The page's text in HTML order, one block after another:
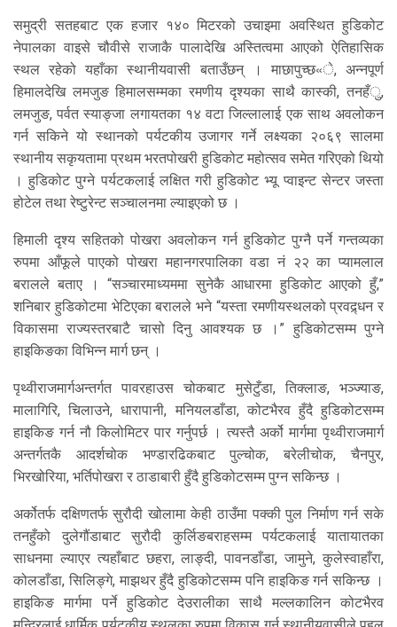
समुद्री सतहबाट एक हजार १४० मिटरको उचाइमा अवस्थित हुडिकोट
नेपालका वाइसे चौवीसे राजाकै पालादेखि अस्तित्वमा आएको ऐतिहासिक
स्थल रहेको यहाँका स्थानीयवासी बताउँछन् । माछापुच्छ«े, अन्नपूर्ण
हिमालदेखि लमजुङ हिमालसम्मका रमणीय दृश्यका साथै कास्की, तनहँु,
लमजुङ, पर्वत स्याङ्जा लगायतका १४ वटा जिल्लालाई एक साथ अवलोकन
गर्न सकिने यो स्थानको पर्यटकीय उजागर गर्ने लक्ष्यका २०६९ सालमा
स्थानीय सकृयतामा प्रथम भरतपोखरी हुडिकोट महोत्सव समेत गरिएको थियो
। हुडिकोट पुग्ने पर्यटकलाई लक्षित गरी हुडिकोट भ्यू प्वाइन्ट सेन्टर जस्ता
होटेल तथा रेष्टुरेन्ट सञ्चालनमा ल्याइएको छ ।
हिमाली दृश्य सहितको पोखरा अवलोकन गर्न हुडिकोट पुग्नै पर्ने गन्तव्यका
रुपमा आँफूले पाएको पोखरा महानगरपालिका वडा नं २२ का प्यामलाल
बरालले बताए । “सञ्चारमाध्यममा सुनेकै आधारमा हुडिकोट आएको हुँ,”
शनिबार हुडिकोटमा भेटिएका बरालले भने “यस्ता रमणीयस्थलको प्रवद्र्धन र
विकासमा राज्यस्तरबाटै चासो दिनु आवश्यक छ ।” हुडिकोटसम्म पुग्ने
हाइकिङका विभिन्न मार्ग छन् ।
पृथ्वीराजमार्गअन्तर्गत पावरहाउस चोकबाट मुसेटुँडा, तिक्लाङ, भञ्ज्याङ,
मालागिरि, चिलाउने, धारापानी, मनियलडाँडा, कोटभैरव हुँदै हुडिकोटसम्म
हाइकिङ गर्न नौ किलोमिटर पार गर्नुपर्छ । त्यस्तै अर्को मार्गमा पृथ्वीराजमार्ग
अन्तर्गतकै आदर्शचोक भण्डारढिकबाट पुल्चोक, बरेलीचोक, चैनपुर,
भिरखोरिया, भर्तिपोखरा र ठाडाबारी हुँदै हुडिकोटसम्म पुग्न सकिन्छ ।
अर्कोतर्फ दक्षिणतर्फ सुरौदी खोलामा केही ठाउँमा पक्की पुल निर्माण गर्न सके
तनहुँको दुलेगौंडाबाट सुरौदी कुर्लिङबराहसम्म पर्यटकलाई यातायातका
साधनमा ल्याएर त्यहाँबाट छहरा, लाङ्दी, पावनडाँडा, जामुने, कुलेस्वाहाँरा,
कोलडाँडा, सिलिङ्गे, माझथर हुँदै हुडिकोटसम्म पनि हाइकिङ गर्न सकिन्छ ।
हाइकिङ मार्गमा पर्ने हुडिकोट देउरालीका साथै मल्लकालिन कोटभैरव